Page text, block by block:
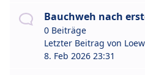
Bauchweh nach
0 Beiträge
Letzter Beitrag von
8. Feb 2026 23:31